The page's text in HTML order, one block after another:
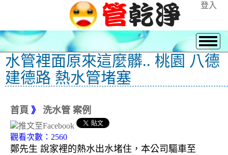
登入
水管裡面原來這麼髒.. 桃園 八德
建德路 熱水管堵塞
首頁 》 洗水管 案例
觀看次數：2560
鄭先生 說家裡的熱水出水堵住，本公司驅車至